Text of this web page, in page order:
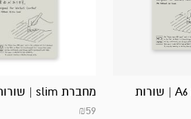
מחברת slim | שורות
₪59